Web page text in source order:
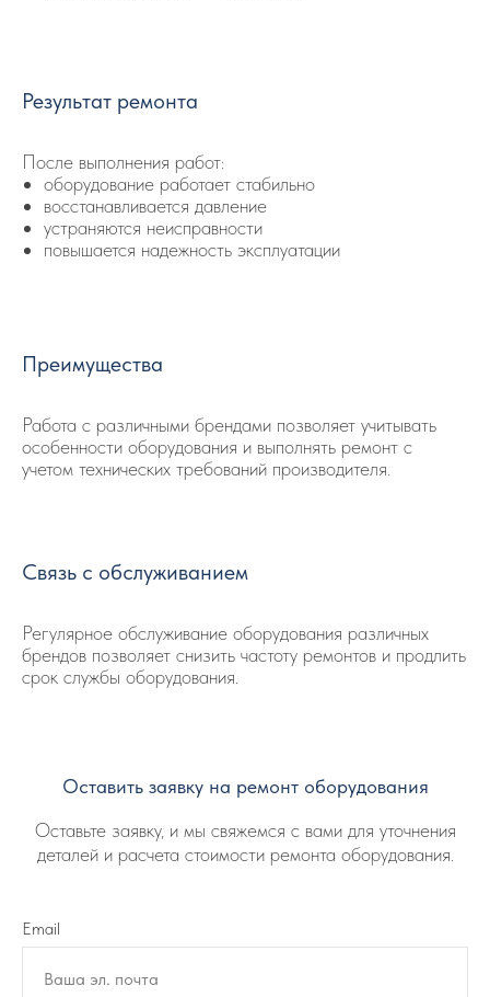
Результат ремонта
После выполнения работ:
оборудование работает стабильно
восстанавливается давление
устраняются неисправности
повышается надежность эксплуатации
Преимущества
Работа с различными брендами позволяет учитывать
особенности оборудования и выполнять ремонт с
учетом технических требований производителя.
Связь с обслуживанием
Регулярное обслуживание оборудования различных
брендов позволяет снизить частоту ремонтов и продлить
срок службы оборудования.
Оставить заявку на ремонт оборудования
Оставьте заявку, и мы свяжемся с вами для уточнения
деталей и расчета стоимости ремонта оборудования.
Email
Ваша эл. почта